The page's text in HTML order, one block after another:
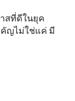
สที่ดีในยุค
ญไม่ใช่แค่ มี